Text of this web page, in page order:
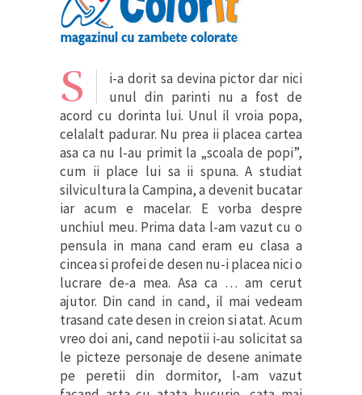
S
i-a dorit sa devina pictor dar nici
unul din parinti nu a fost de
acord cu dorinta lui. Unul il vroia popa,
celalalt padurar. Nu prea ii placea cartea
asa ca nu l-au primit la „scoala de popi”,
cum ii place lui sa ii spuna. A studiat
silvicultura la Campina, a devenit bucatar
iar acum e macelar. E vorba despre
unchiul meu. Prima data l-am vazut cu o
pensula in mana cand eram eu clasa a
cincea si profei de desen nu-i placea nici o
lucrare de-a mea. Asa ca … am cerut
ajutor. Din cand in cand, il mai vedeam
trasand cate desen in creion si atat. Acum
vreo doi ani, cand nepotii i-au solicitat sa
le picteze personaje de desene animate
pe peretii din dormitor, l-am vazut